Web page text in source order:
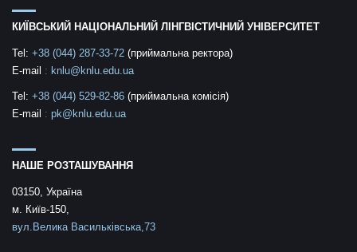
КИЇВСЬКИЙ НАЦІОНАЛЬНИЙ ЛІНГВІСТИЧНИЙ УНІВЕРСИТЕТ
Tel: +38 (044) 287-33-72 (приймальна ректора)
E-mail : knlu@knlu.edu.ua
Tel: +38 (044) 529-82-86 (приймальна комісія)
E-mail : pk@knlu.edu.ua
НАШЕ РОЗТАШУВАННЯ
03150, Україна
м. Київ-150,
вул.Велика Васильківська,73